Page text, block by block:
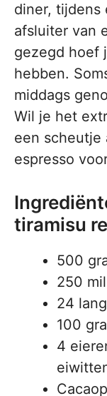
diner, tijdens
afsluiter van
gezegd hoef
hebben.
middags
Wil je het
een scheutje
espresso
tiramisu
500
250
24
100
4